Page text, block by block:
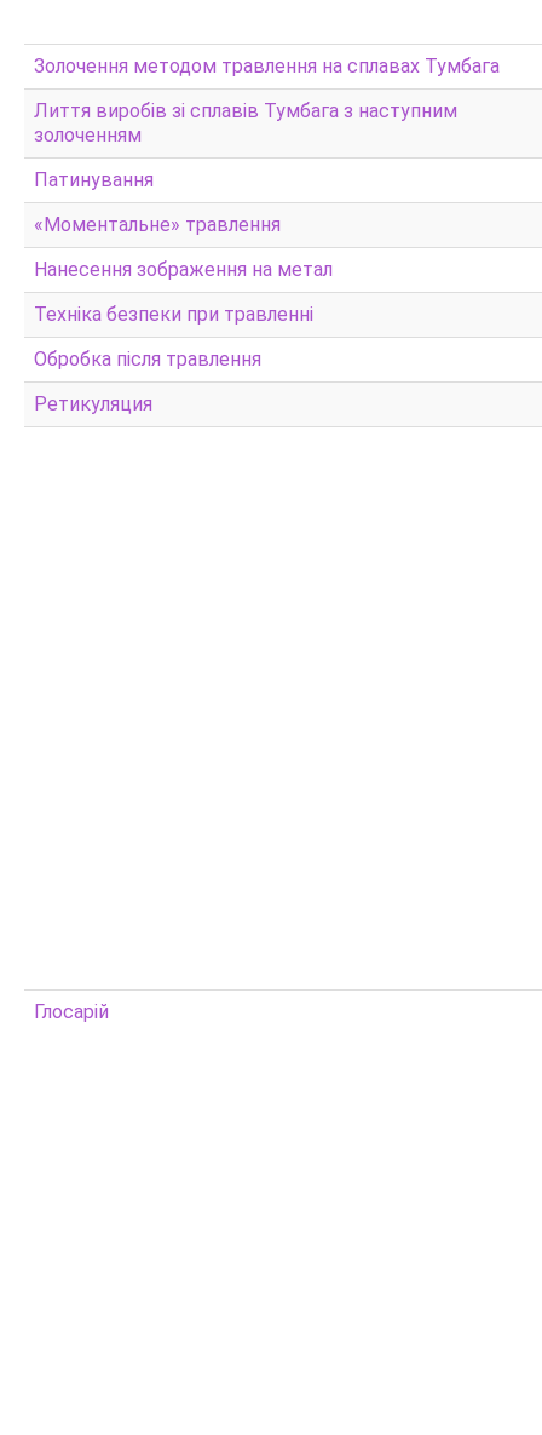
Золочення методом травлення на сплавах Тумбага
Лиття виробів зі сплавів Тумбага з наступним
золоченням
Патинування
«Моментальне» травлення
Нанесення зображення на метал
Техніка безпеки при травленні
Обробка після травлення
Ретикуляция
Глосарій